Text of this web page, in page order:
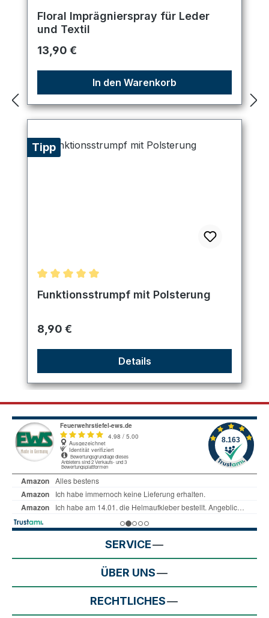
Floral Imprägnierspray für Leder
und Textil
Regulärer Preis:
13,90 €
In den Warenkorb
Tipp
Durchschnittliche Bewertung von 5 von 5 Sternen
Funktionsstrumpf mit Polsterung
Regulärer Preis:
8,90 €
Details
SERVICE
ÜBER UNS
RECHTLICHES